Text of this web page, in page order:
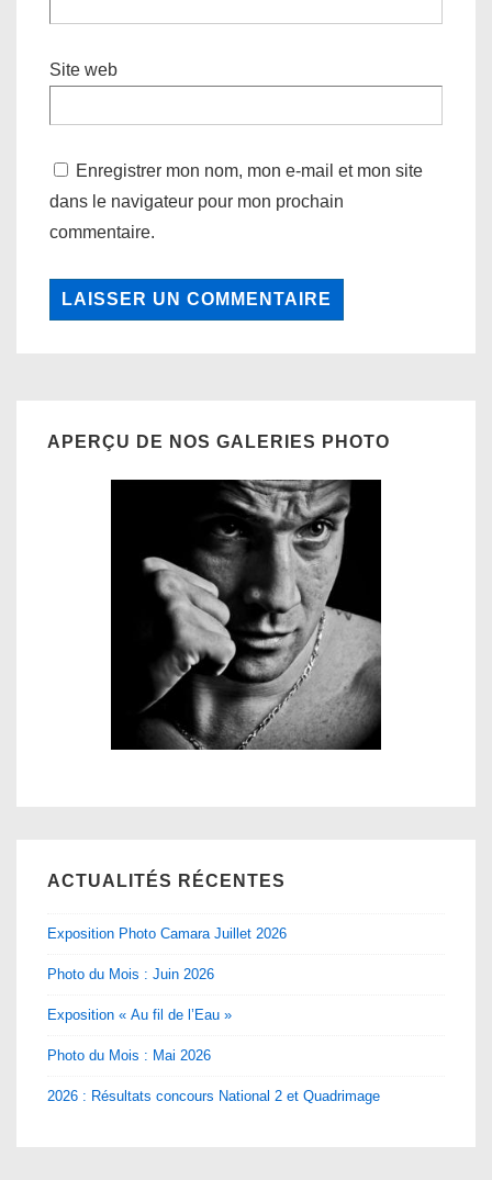
Site web
Enregistrer mon nom, mon e-mail et mon site
dans le navigateur pour mon prochain
commentaire.
APERÇU DE NOS GALERIES PHOTO
ACTUALITÉS RÉCENTES
Exposition Photo Camara Juillet 2026
Photo du Mois : Juin 2026
Exposition « Au fil de l’Eau »
Photo du Mois : Mai 2026
2026 : Résultats concours National 2 et Quadrimage